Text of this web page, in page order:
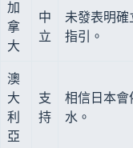
加
拿
大
中
立
未發表明確
指引。
澳
大
利
亞
支
持
相信日本會
水。